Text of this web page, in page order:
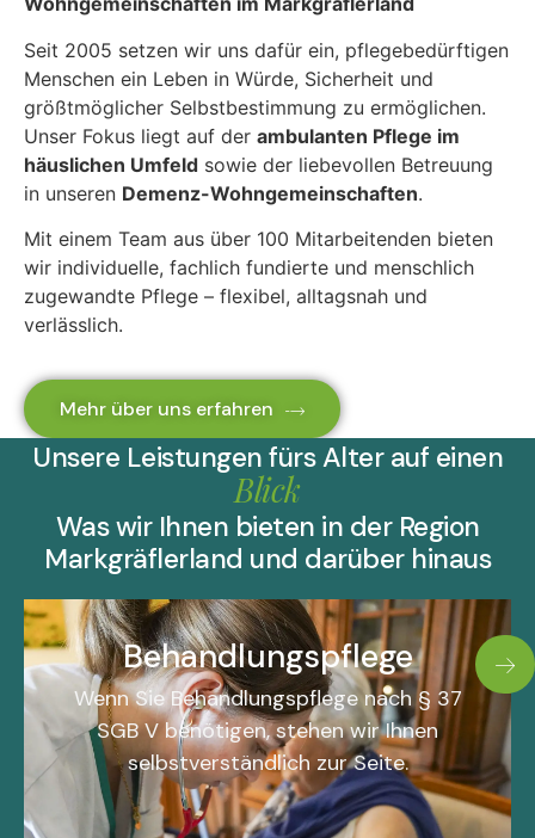
Seit 2005 setzen wir uns dafür ein, pflegebedürftigen
Menschen ein Leben in Würde, Sicherheit und
größtmöglicher Selbstbestimmung zu ermöglichen.
Unser Fokus liegt auf der ambulanten Pflege im
häuslichen Umfeld sowie der liebevollen Betreuung
in unseren Demenz-Wohngemeinschaften.
Mit einem Team aus über 100 Mitarbeitenden bieten
wir individuelle, fachlich fundierte und menschlich
zugewandte Pflege – flexibel, alltagsnah und
verlässlich.
Mehr über uns erfahren
Unsere Leistungen fürs Alter auf einen
Blick
Was wir Ihnen bieten in der Region
Markgräflerland und darüber hinaus
Behandlungspflege
Wenn Sie Behandlungspflege nach § 37
SGB V benötigen, stehen wir Ihnen
selbstverständlich zur Seite.